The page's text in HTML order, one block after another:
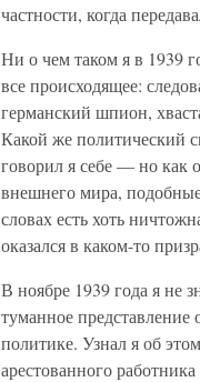
частности, когда
Ни о чем таком я в 1939
все происходящее:
германский шпион,
Какой же политический
говорил я себе — но как
внешнего мира,
словах есть хоть
оказался в каком-то
В ноябре 1939 года я не
туманное
политике. Узнал я об
арестованного